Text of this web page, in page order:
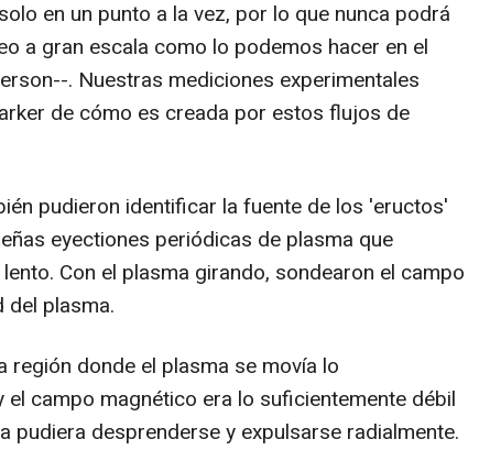
en un punto a la vez, por lo que nunca podrá
a gran escala como lo podemos hacer en el
. Nuestras mediciones experimentales
de cómo es creada por estos flujos de
pudieron identificar la fuente de los 'eructos'
eyectiones periódicas de plasma que
Con el plasma girando, sondearon el campo
del plasma.
región donde el plasma se movía lo
campo magnético era lo suficientemente débil
pudiera desprenderse y expulsarse radialmente.